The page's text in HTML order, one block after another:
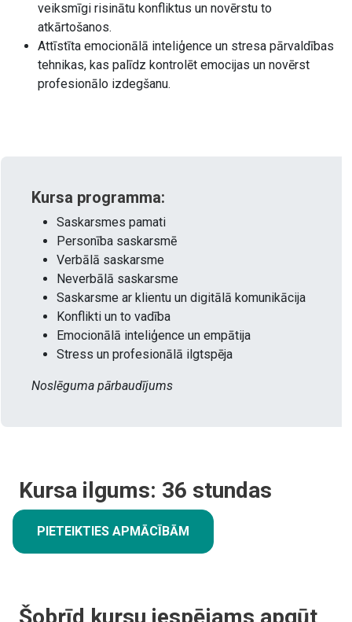
veiksmīgi risinātu konfliktus un novērstu to
atkārtošanos.
Attīstīta emocionālā inteliģence un stresa pārvaldības
tehnikas, kas palīdz kontrolēt emocijas un novērst
profesionālo izdegšanu.
Kursa programma:
Saskarsmes pamati
Personība saskarsmē
Verbālā saskarsme
Neverbālā saskarsme
Saskarsme ar klientu un digitālā komunikācija
Konflikti un to vadība
Emocionālā inteliģence un empātija
Stress un profesionālā ilgtspēja
Noslēguma pārbaudījums
Kursa ilgums: 36 stundas
PIETEIKTIES APMĀCĪBĀM